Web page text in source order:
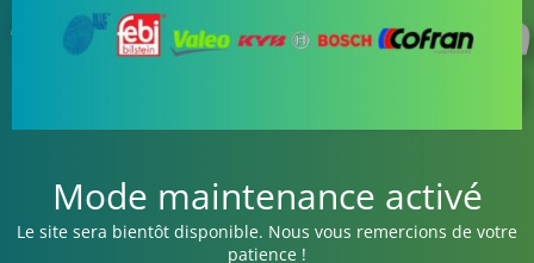
Mode maintenance activé
Le site sera bientôt disponible. Nous vous remercions de votre
patience !